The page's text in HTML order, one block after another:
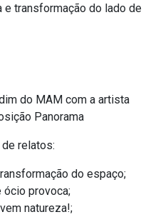
e transformação do lado de
do MAM com a artista
Panorama
relatos:
do espaço;
ócio provoca;
natureza!;